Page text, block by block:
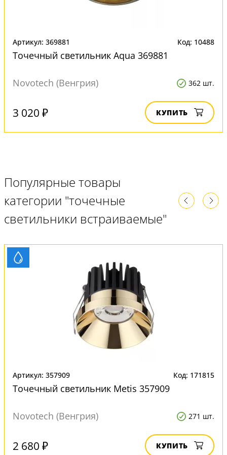
Артикул: 369881 Код: 10488
Точечный светильник Aqua 369881
Novotech (Венгрия) 362 шт.
3 020 ₽ КУПИТЬ
Популярные товары
категории "точечные
светильники встраиваемые"
Артикул: 357909 Код: 171815
Точечный светильник Metis 357909
Novotech (Венгрия) 271 шт.
2 680 ₽ КУПИТЬ